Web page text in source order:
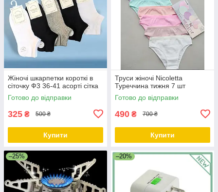
Жіночі шкарпетки короткі в
сіточку Ф3 36-41 асорті сітка
Готово до відправки
325 ₴ 500 ₴
Купити
Труси жіночі Nicoletta
Туреччина тижня 7 шт
Готово до відправки
490 ₴ 700 ₴
Купити
–25% –20%